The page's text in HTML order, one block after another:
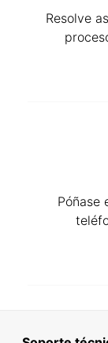
Resolve
Póñase